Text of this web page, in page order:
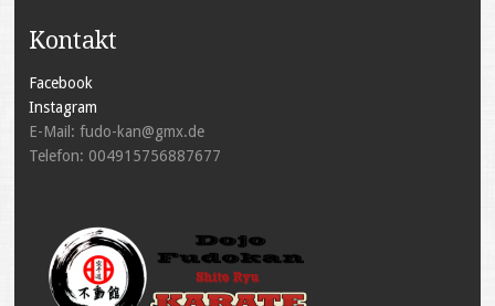
Kontakt
Facebook
Instagram
E-Mail: fudo-kan@gmx.de
Telefon: 004915756887677